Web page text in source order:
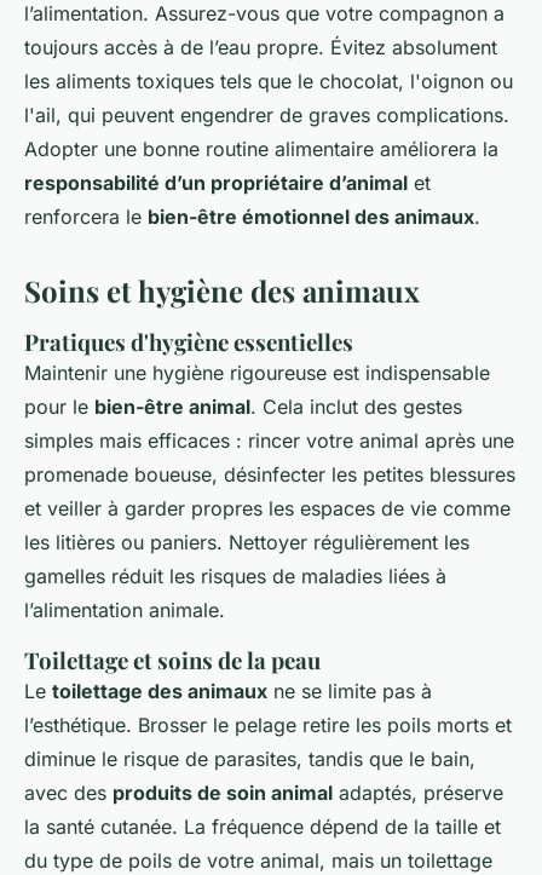
l’alimentation. Assurez-vous que votre compagnon a
toujours accès à de l’eau propre. Évitez absolument
les aliments toxiques tels que le chocolat, l'oignon ou
l'ail, qui peuvent engendrer de graves complications.
Adopter une bonne routine alimentaire améliorera la
responsabilité d’un propriétaire d’animal et
renforcera le bien-être émotionnel des animaux.
Soins et hygiène des animaux
Pratiques d'hygiène essentielles
Maintenir une hygiène rigoureuse est indispensable
pour le bien-être animal. Cela inclut des gestes
simples mais efficaces : rincer votre animal après une
promenade boueuse, désinfecter les petites blessures
et veiller à garder propres les espaces de vie comme
les litières ou paniers. Nettoyer régulièrement les
gamelles réduit les risques de maladies liées à
l’alimentation animale.
Toilettage et soins de la peau
Le toilettage des animaux ne se limite pas à
l’esthétique. Brosser le pelage retire les poils morts et
diminue le risque de parasites, tandis que le bain,
avec des produits de soin animal adaptés, préserve
la santé cutanée. La fréquence dépend de la taille et
du type de poils de votre animal, mais un toilettage